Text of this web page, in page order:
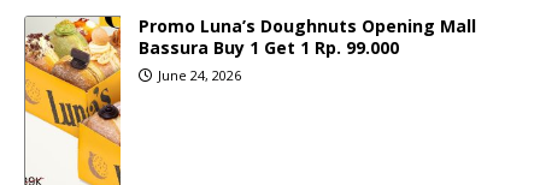
Promo Luna’s Doughnuts Opening Mall
Bassura Buy 1 Get 1 Rp. 99.000
June 24, 2026